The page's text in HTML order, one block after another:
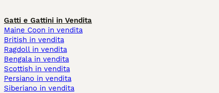
Gatti e Gattini in Vendita
Maine Coon in vendita
British in vendita
Ragdoll in vendita
Bengala in vendita
Scottish in vendita
Persiano in vendita
Siberiano in vendita